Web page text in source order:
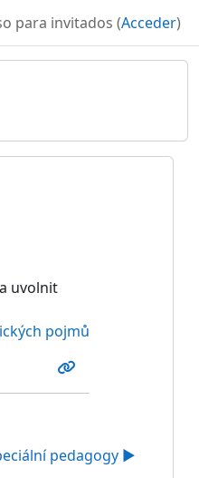
para invitados (Acceder)
uvolnit
pojmů
pedagogy ▶︎